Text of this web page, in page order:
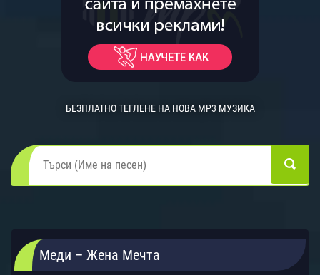
БЕЗПЛАТНО ТЕГЛЕНЕ НА НОВА MP3 МУЗИКА
Меди – Жена Мечта